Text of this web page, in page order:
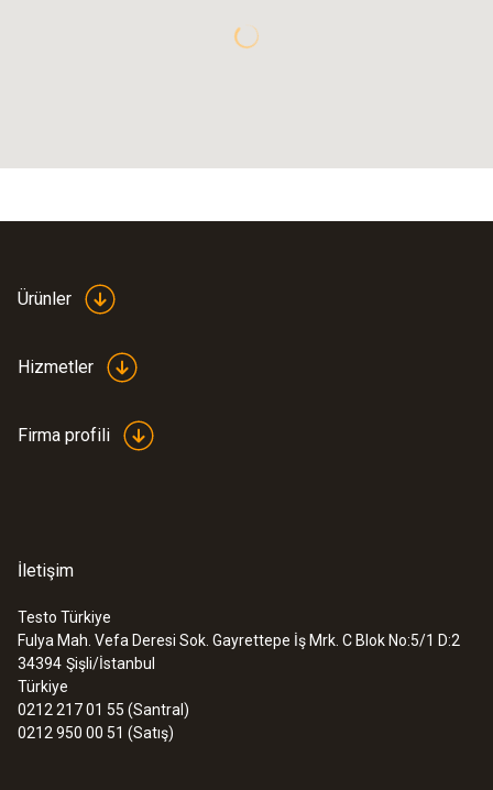
Ürünler
Hizmetler
Firma profili
İletişim
Testo Türkiye
Fulya Mah. Vefa Deresi Sok. Gayrettepe İş Mrk. C Blok No:5/1 D:2
34394 Şişli/İstanbul
Türkiye
0212 217 01 55 (Santral)
0212 950 00 51 (Satış)